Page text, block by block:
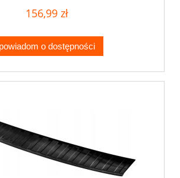
156,99 zł
powiadom o dostępności